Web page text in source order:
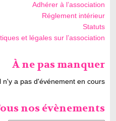
Adhérer à l’association
Réglement intérieur
Statuts
et légales sur l’association
À ne pas manquer
n'y a pas d'événement en cours
nos évènements